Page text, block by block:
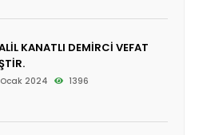
KANATLI DEMİRCİ VEFAT
2024 1396